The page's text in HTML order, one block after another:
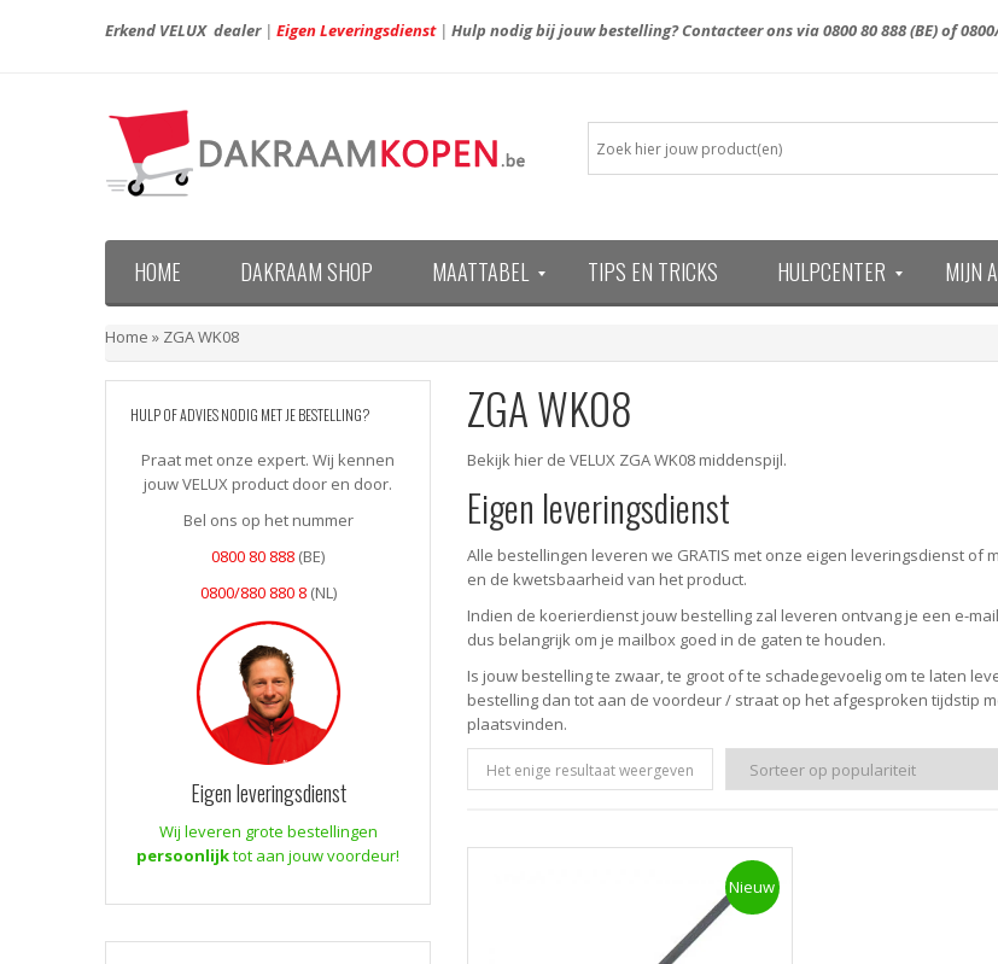
Erkend VELUX dealer| Eigen Leveringsdienst| Hulp nodig bij jouw bestelling? Contacteer ons via0800 80 888(BE) of
HOME DAKRAAM SHOP MAATTABEL TIPS EN TRICKS HULPCENTER MIJN
Home » ZGA WK08
HULP OF ADVIES NODIG MET JE BESTELLING?
Praat met onze expert. Wij kennen
jouw VELUX product door en door.
Bel ons op het nummer
0800 80 888 (BE)
0800/880 880 8(NL)
Eigen leveringsdienst
Wij leveren grote bestellingen
persoonlijktot aan jouw voordeur!
ZGA WK08
Bekijk hier de VELUX ZGA WK08 middenspijl.
Eigen leveringsdienst
Alle bestellingen leveren we GRATIS met onze eigen leveringsdienst of
en de kwetsbaarheid van het product.
Indien de koerierdienst jouw bestelling zal leveren ontvang je een e-
dus belangrijk om je mailbox goed in de gaten te houden.
Is jouw bestelling te zwaar, te groot of te schadegevoelig om te laten
bestelling dan tot aan de voordeur / straat op het afgesproken tijdstip
plaatsvinden.
Het enige resultaat weergeven
Nieuw